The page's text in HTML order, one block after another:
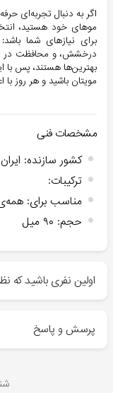
اگر به دنبال تجربه‌ای
برای نیازهای شما
درخشش، و محافظت در
بهترین‌ها هستند، پس با
مویتان باشید و هر روز
مشخصات فنی
کشور سازنده: ایران
ترکیبات:
مناسب برای:
حجم: ۹۰ میل
اولین نفری باشید که
پرسش و پاسخ